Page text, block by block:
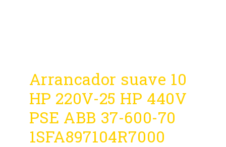
Arrancador suave 10
HP 220V-25 HP 440V
PSE ABB 37-600-70
1SFA897104R7000